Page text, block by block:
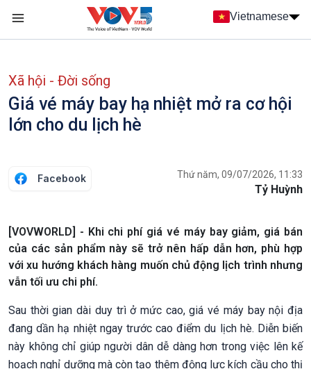
Nhảy đến nội dung
Vietnamese
Xã hội - Đời sống
Giá vé máy bay hạ nhiệt mở ra cơ hội
lớn cho du lịch hè
Facebook Thứ năm, 09/07/2026, 11:33
Tỷ Huỳnh
[VOVWORLD] - Khi chi phí giá vé máy bay giảm, giá bán
của các sản phẩm này sẽ trở nên hấp dẫn hơn, phù hợp
với xu hướng khách hàng muốn chủ động lịch trình nhưng
vẫn tối ưu chi phí.
Sau thời gian dài duy trì ở mức cao, giá vé máy bay nội địa
đang dần hạ nhiệt ngay trước cao điểm du lịch hè. Diễn biến
này không chỉ giúp người dân dễ dàng hơn trong việc lên kế
hoạch nghỉ dưỡng mà còn tạo thêm động lực kích cầu cho thị